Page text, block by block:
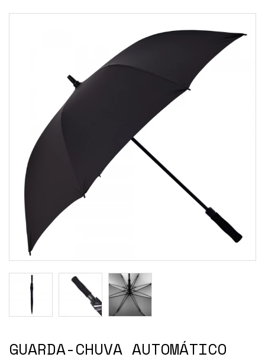
GUARDA-CHUVA AUTOMÁTICO